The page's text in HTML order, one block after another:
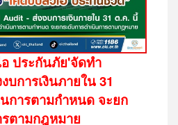
ประกันภัย'จัดทำ
บการเงินภายใน 31
การตามกำหนด จะยก
ตามกฎหมาย